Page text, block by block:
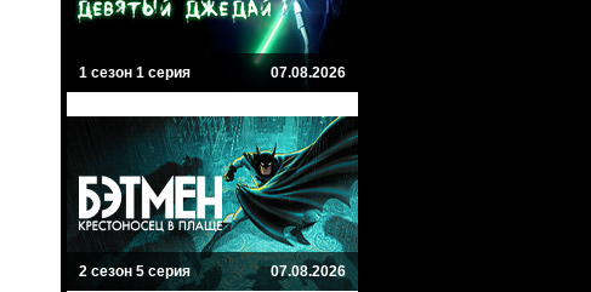
1 сезон 1 серия 07.08.2026
2 сезон 5 серия 07.08.2026